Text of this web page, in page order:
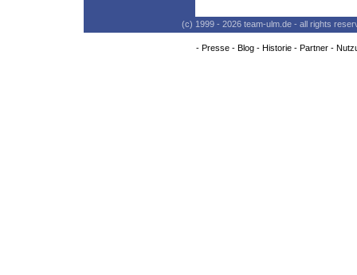
(c) 1999 - 2026 team-ulm.de - all rights
- Presse- Blog- Historie- Partner-